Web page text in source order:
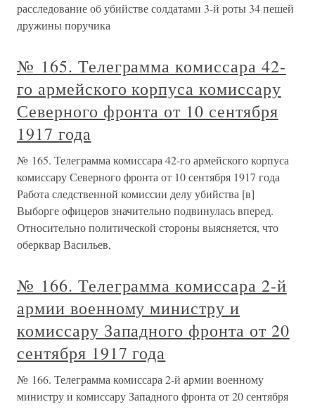
расследование об убийстве солдатами 3-й роты 34 пешей
дружины поручика
№ 165. Телеграмма комиссара 42-
го армейского корпуса комиссару
Северного фронта от 10 сентября
1917 года
№ 165. Телеграмма комиссара 42-го армейского корпуса
комиссару Северного фронта от 10 сентября 1917 года
Работа следственной комиссии делу убийства [в]
Выборге офицеров значительно подвинулась вперед.
Относительно политической стороны выясняется, что
оберквар Васильев,
№ 166. Телеграмма комиссара 2-й
армии военному министру и
комиссару Западного фронта от 20
сентября 1917 года
№ 166. Телеграмма комиссара 2-й армии военному
министру и комиссару Западного фронта от 20 сентября